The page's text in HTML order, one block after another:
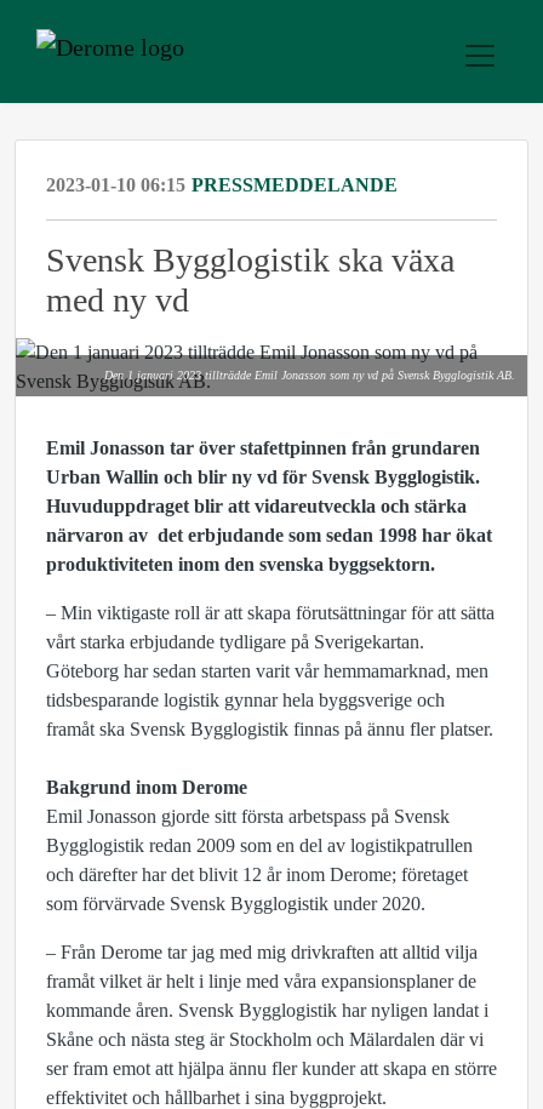
2023-01-10 06:15 PRESSMEDDELANDE
Svensk Bygglogistik ska växa
med ny vd
Den 1 januari 2023 tillträdde Emil Jonasson som ny vd på Svensk Bygglogistik AB.
Emil Jonasson tar över stafettpinnen från grundaren
Urban Wallin och blir ny vd för Svensk Bygglogistik.
Huvuduppdraget blir att vidareutveckla och stärka
närvaron av det erbjudande som sedan 1998 har ökat
produktiviteten inom den svenska byggsektorn.
– Min viktigaste roll är att skapa förutsättningar för att sätta
vårt starka erbjudande tydligare på Sverigekartan.
Göteborg har sedan starten varit vår hemmamarknad, men
tidsbesparande logistik gynnar hela byggsverige och
framåt ska Svensk Bygglogistik finnas på ännu fler platser.
Bakgrund inom Derome
Emil Jonasson gjorde sitt första arbetspass på Svensk
Bygglogistik redan 2009 som en del av logistikpatrullen
och därefter har det blivit 12 år inom Derome; företaget
som förvärvade Svensk Bygglogistik under 2020.
– Från Derome tar jag med mig drivkraften att alltid vilja
framåt vilket är helt i linje med våra expansionsplaner de
kommande åren. Svensk Bygglogistik har nyligen landat i
Skåne och nästa steg är Stockholm och Mälardalen där vi
ser fram emot att hjälpa ännu fler kunder att skapa en större
effektivitet och hållbarhet i sina byggprojekt.